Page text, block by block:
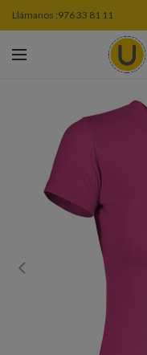
Llámanos :976 33 81 11